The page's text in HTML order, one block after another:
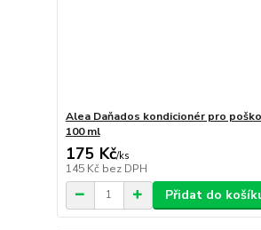
Alea Daňados kondicionér pro
100 ml
175 Kč/ks
145 Kč bez DPH
Přidat do